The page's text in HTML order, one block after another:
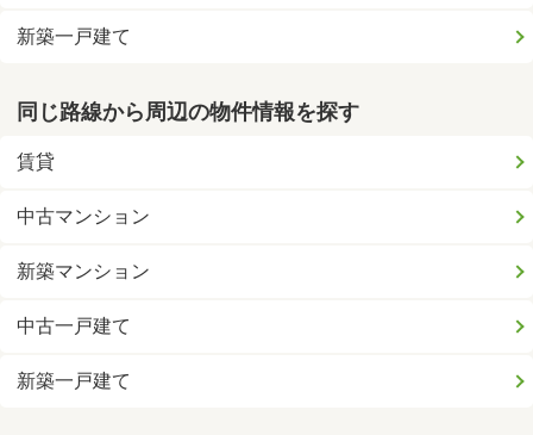
新築一戸建て
同じ路線から周辺の物件情報を探す
賃貸
中古マンション
新築マンション
中古一戸建て
新築一戸建て